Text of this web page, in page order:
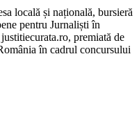
locală și națională, bursieră
pentru Jurnaliști în
premiată de
în cadrul concursului